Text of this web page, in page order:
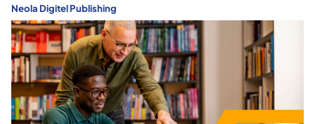
Neola Digitel Publishing